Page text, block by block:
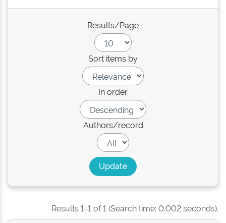
Results/Page
Sort items by
In order
Authors/record
Results 1-1 of 1 (Search time: 0.002 seconds).